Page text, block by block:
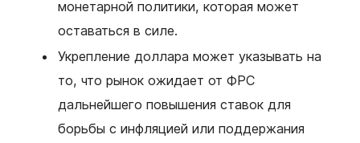
монетарной политики, которая может
оставаться в силе.
Укрепление доллара может указывать на
то, что рынок ожидает от ФРС
дальнейшего повышения ставок для
борьбы с инфляцией или поддержания